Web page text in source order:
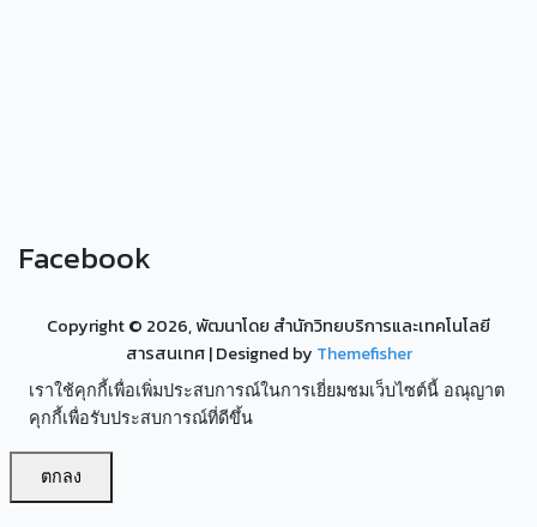
Facebook
Copyright © 2026, พัฒนาโดย สำนักวิทยบริการและเทคโนโลยี
สารสนเทศ| Designed by Themefisher
เราใช้คุกกี้เพื่อเพิ่มประสบการณ์ในการเยี่ยมชมเว็บไซต์นี้ อณุญาต
คุกกี้เพื่อรับประสบการณ์ที่ดีขึ้น
ตกลง